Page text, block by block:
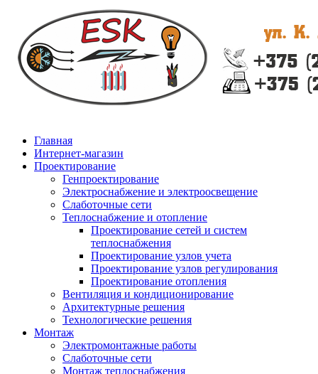
Главная
Интернет-магазин
Проектирование
Генпроектирование
Электроснабжение и электроосвещение
Слаботочные сети
Теплоснабжение и отопление
Проектирование сетей и систем
теплоснабжения
Проектирование узлов учета
Проектирование узлов регулирования
Проектирование отопления
Вентиляция и кондиционирование
Архитектурные решения
Технологические решения
Монтаж
Электромонтажные работы
Слаботочные сети
Монтаж теплоснабжения